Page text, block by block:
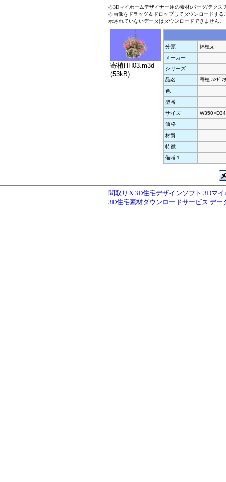
◎3Dマイホームデザイナー用の素材(パーツ/テクス
◎画像をドラッグ＆ドロップしてダウンロードす
示されていないデータはダウンロードできません。
寄植HH03.m3d
(53kB)
分類
鉢植え
メーカー
シリーズ
品名
寄植 ﾊﾝｷﾞﾝ
色
型番
サイズ
価格
材質
特徴
備考１
間取り＆3D住宅デザインソフト 3Dマ
3D住宅素材ダウンロードサービス デー